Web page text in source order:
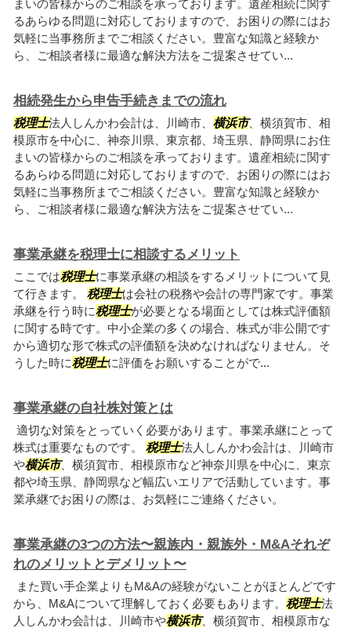
まいの皆様からのご相談を承っております。遺産相続に関す
るあらゆる問題に対応しておりますので、お困りの際にはお
気軽に当事務所までご相談ください。豊富な知識と経験か
ら、ご相談者様に最適な解決方法をご提案させてい...
相続発生から申告手続きまでの流れ
税理士法人しんかわ会計は、川崎市、 横浜市、横須賀市、相
模原市を中心に、神奈川県、東京都、埼玉県、静岡県にお住
まいの皆様からのご相談を承っております。遺産相続に関す
るあらゆる問題に対応しておりますので、お困りの際にはお
気軽に当事務所までご相談ください。豊富な知識と経験か
ら、ご相談者様に最適な解決方法をご提案させてい...
事業承継を税理士に相談するメリット
ここでは税理士に事業承継の相談をするメリットについて見
て行きます。 税理士は会社の税務や会計の専門家です。事業
承継を行う時に税理士が必要となる場面としては株式評価額
に関する時です。中小企業の多くの場合、株式が非公開です
から適切な形で株式の評価額を決めなければなりません。そ
うした時に税理士に評価をお願いすることがで...
事業承継の自社株対策とは
適切な対策をとっていく必要があります。事業承継にとって
株式は重要なものです。 税理士法人しんかわ会計は、川崎市
や横浜市、横須賀市、相模原市など神奈川県を中心に、東京
都や埼玉県、静岡県など幅広いエリアで活動しています。事
業承継でお困りの際は、お気軽にご連絡ください。
事業承継の3つの方法〜親族内・親族外・M&Aそれぞ
れのメリットとデメリット〜
また買い手企業よりもM&Aの経験がないことがほとんどです
から、M&Aについて理解しておく必要もあります。 税理士法
人しんかわ会計は、川崎市や横浜市、横須賀市、相模原市な